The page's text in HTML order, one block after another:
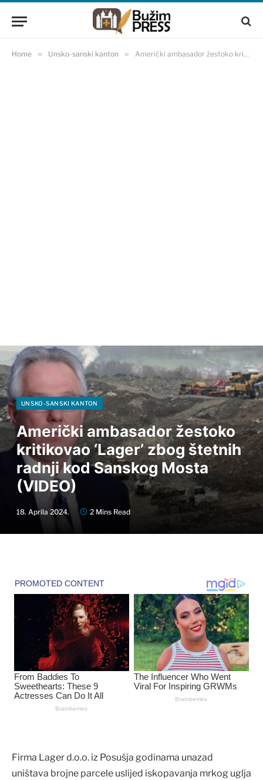
Home » Unsko-sanski kanton » Američki ambasador žestoko kritikovao ‘Lager’ zbog štetnih radnji kod Sanskog Mosta (VIDEO)
UNSKO-SANSKI KANTON
Američki ambasador žestoko
kritikovao ‘Lager’ zbog štetnih
radnji kod Sanskog Mosta
(VIDEO)
18. Aprila 2024. 2 Mins Read
Firma Lager d.o.o. iz Posušja godinama unazad
uništava brojne parcele uslijed iskopavanja mrkog uglja